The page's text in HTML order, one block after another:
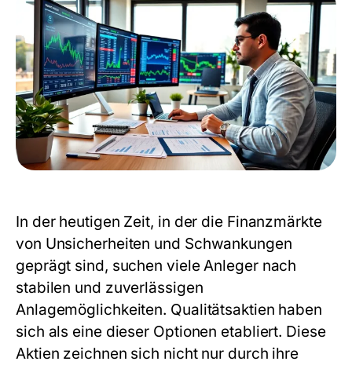
In der heutigen Zeit, in der die Finanzmärkte
von Unsicherheiten und Schwankungen
geprägt sind, suchen viele Anleger nach
stabilen und zuverlässigen
Anlagemöglichkeiten. Qualitätsaktien haben
sich als eine dieser Optionen etabliert. Diese
Aktien zeichnen sich nicht nur durch ihre